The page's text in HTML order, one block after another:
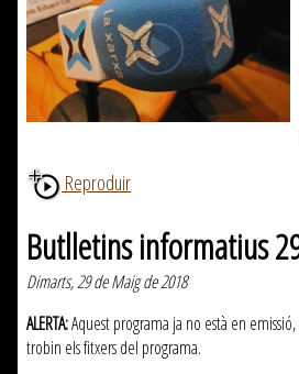
Reproduir
Butlletins informatius
Dimarts, 29 de Maig de 2018
ALERTA:Aquest programa ja no està en
trobin els fitxers del programa.